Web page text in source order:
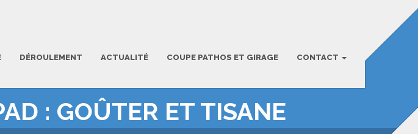
DÉROULEMENT ACTUALITÉ COUPE PATHOS ET GIRAGE CONTACT
: GOÛTER ET TISANE